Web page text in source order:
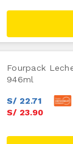
Fourpack
946ml
S/ 22.71
S/ 23.90